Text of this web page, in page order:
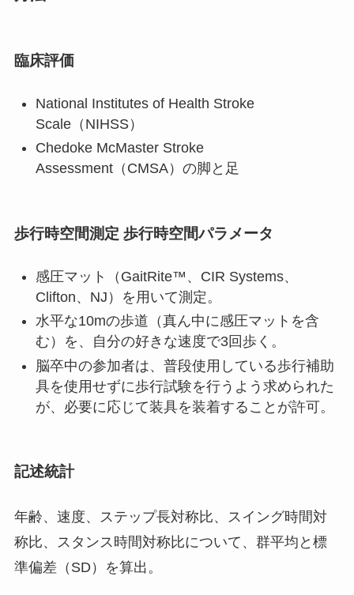
臨床評価
National Institutes of Health Stroke
Scale（NIHSS）
Chedoke McMaster Stroke
Assessment（CMSA）の脚と足
歩行時空間測定 歩行時空間パラメータ
感圧マット（GaitRite™、CIR Systems、
Clifton、NJ）を用いて測定。
水平な10mの歩道（真ん中に感圧マットを含
む）を、自分の好きな速度で3回歩く。
脳卒中の参加者は、普段使用している歩行補助
具を使用せずに歩行試験を行うよう求められた
が、必要に応じて装具を装着することが許可。
記述統計
年齢、速度、ステップ長対称比、スイング時間対
称比、スタンス時間対称比について、群平均と標
準偏差（SD）を算出。